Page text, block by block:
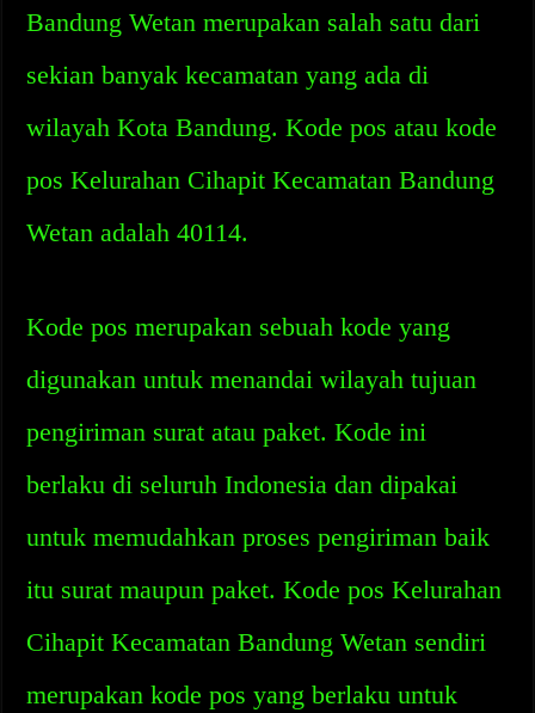
Bandung Wetan merupakan salah satu dari
sekian banyak kecamatan yang ada di
wilayah Kota Bandung. Kode pos atau kode
pos Kelurahan Cihapit Kecamatan Bandung
Wetan adalah 40114.
Kode pos merupakan sebuah kode yang
digunakan untuk menandai wilayah tujuan
pengiriman surat atau paket. Kode ini
berlaku di seluruh Indonesia dan dipakai
untuk memudahkan proses pengiriman baik
itu surat maupun paket. Kode pos Kelurahan
Cihapit Kecamatan Bandung Wetan sendiri
merupakan kode pos yang berlaku untuk